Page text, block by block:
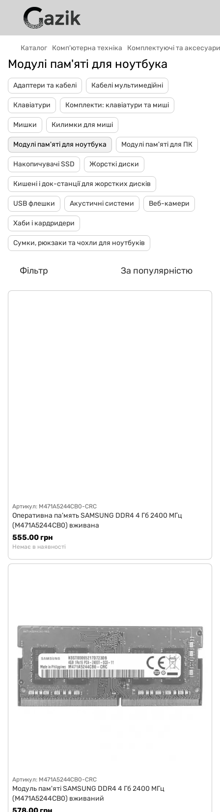
Каталог Комп'ютерна техніка Комплектуючі та аксесуари
Модулі пам'яті для ноутбука
Адаптери та кабелі Кабелі мультимедійні
Клавіатури Комплекти: клавіатури та миші
Мишки Килимки для миші
Модулі пам'яті для ноутбука Модулі пам'яті для ПК
Накопичувачі SSD Жорсткі диски
Кишені і док-станції для жорстких дисків
USB флешки Акустичні системи Веб-камери
Хаби і кардридери
Сумки, рюкзаки та чохли для ноутбуків
Фільтр За популярністю
Артикул: M471A5244CB0-CRC
Оперативна па'мять SAMSUNG DDR4 4 Гб 2400 МГц
(M471A5244CB0) вживана
555.00 грн
Немає в наявності
Артикул: M471A5244CB0-CRC
Модуль пам'яті SAMSUNG DDR4 4 Гб 2400 МГц
(M471A5244CB0) вживаний
GAZIKAI
Онлайн · пошук техніки
Привіт! 👋 Я Gazik AI — допоможу
підібрати вживану комп'ютерну техніку.
Що шукаєш?